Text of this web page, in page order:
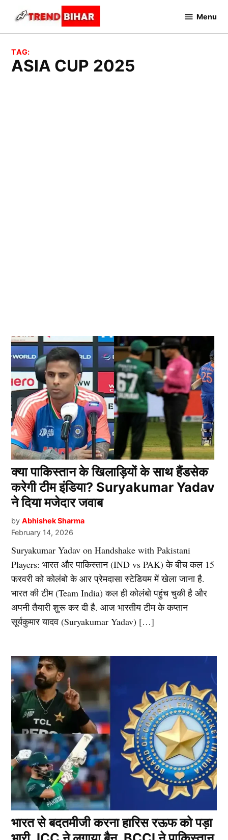
content
Bihar
Menu
TAG:
ASIA CUP 2025
क्या पाकिस्तान के खिलाड़ियों के साथ हैंडसेक
करेगी टीम इंडिया? Suryakumar Yadav
ने दिया मजेदार जवाब
by Abhishek Sharma
February 14, 2026
Suryakumar Yadav on Handshake with Pakistani
Players: भारत और पाकिस्तान (IND vs PAK) के बीच कल 15
फरवरी को कोलंबो के आर प्रेमदासा स्टेडियम में खेला जाना है.
भारत की टीम (Team India) कल ही कोलंबो पहुंच चुकी है और
अपनी तैयारी शुरू कर दी है. आज भारतीय टीम के कप्तान
सूर्यकुमार यादव (Suryakumar Yadav) […]
भारत से बदतमीजी करना हारिस रऊफ को पड़ा